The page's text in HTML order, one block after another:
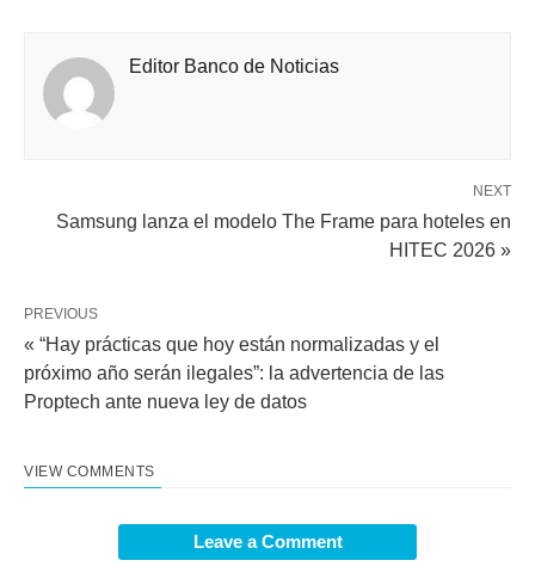
Editor Banco de Noticias
NEXT
Samsung lanza el modelo The Frame para hoteles en
HITEC 2026 »
PREVIOUS
« “Hay prácticas que hoy están normalizadas y el
próximo año serán ilegales”: la advertencia de las
Proptech ante nueva ley de datos
VIEW COMMENTS
Leave a Comment